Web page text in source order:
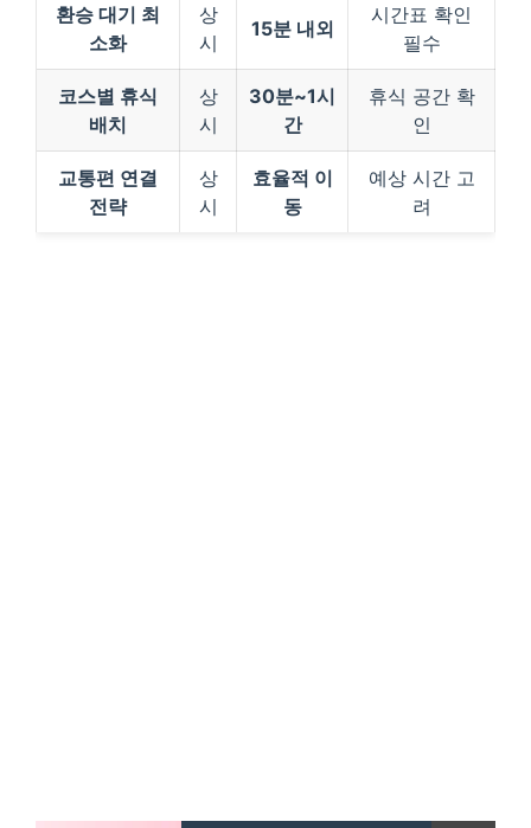
환승 대기 최
소화
상
시
15분 내외
시간표 확인
필수
코스별 휴식
배치
상
시
30분~1시
간
휴식 공간 확
인
교통편 연결
전략
상
시
효율적 이
동
예상 시간 고
려